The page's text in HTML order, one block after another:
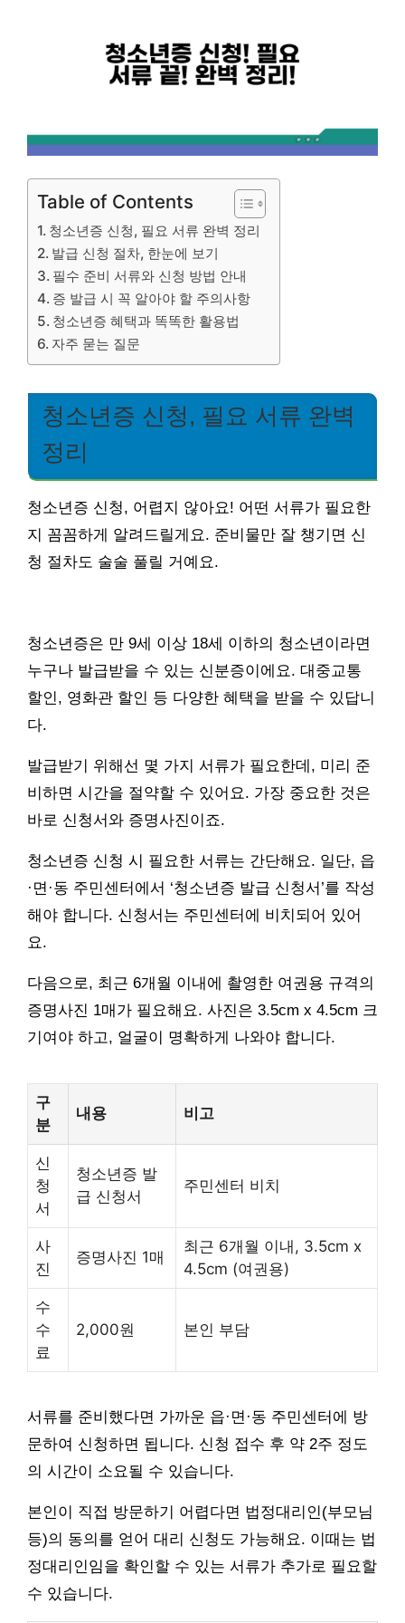
Table of Contents
청소년증 신청, 필요 서류 완벽 정리
발급 신청 절차, 한눈에 보기
필수 준비 서류와 신청 방법 안내
증 발급 시 꼭 알아야 할 주의사항
청소년증 혜택과 똑똑한 활용법
자주 묻는 질문
청소년증 신청, 필요 서류 완벽
정리
청소년증 신청, 어렵지 않아요! 어떤 서류가 필요한
지 꼼꼼하게 알려드릴게요. 준비물만 잘 챙기면 신
청 절차도 술술 풀릴 거예요.
청소년증은 만 9세 이상 18세 이하의 청소년이라면
누구나 발급받을 수 있는 신분증이에요. 대중교통
할인, 영화관 할인 등 다양한 혜택을 받을 수 있답니
다.
발급받기 위해선 몇 가지 서류가 필요한데, 미리 준
비하면 시간을 절약할 수 있어요. 가장 중요한 것은
바로 신청서와 증명사진이죠.
청소년증 신청 시 필요한 서류는 간단해요. 일단, 읍
·면·동 주민센터에서 ‘청소년증 발급 신청서’를 작성
해야 합니다. 신청서는 주민센터에 비치되어 있어
요.
다음으로, 최근 6개월 이내에 촬영한 여권용 규격의
증명사진 1매가 필요해요. 사진은 3.5cm x 4.5cm 크
기여야 하고, 얼굴이 명확하게 나와야 합니다.
구
분
내용 비고
신
청
서
청소년증 발
급 신청서
주민센터 비치
사
진
증명사진 1매
최근 6개월 이내, 3.5cm x
4.5cm (여권용)
수
수
료
2,000원 본인 부담
서류를 준비했다면 가까운 읍·면·동 주민센터에 방
문하여 신청하면 됩니다. 신청 접수 후 약 2주 정도
의 시간이 소요될 수 있습니다.
본인이 직접 방문하기 어렵다면 법정대리인(부모님
등)의 동의를 얻어 대리 신청도 가능해요. 이때는 법
정대리인임을 확인할 수 있는 서류가 추가로 필요할
수 있습니다.